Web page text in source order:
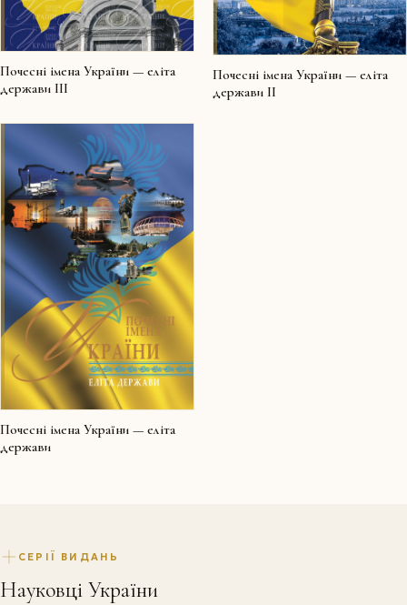
Почесні імена України — еліта
держави III
Почесні імена України — еліта
держави II
Почесні імена України — еліта
держави
СЕРІЇ ВИДАНЬ
Науковці України